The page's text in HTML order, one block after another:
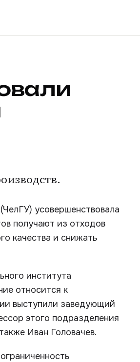
усовершенствовала
получают из отходов
качества и снижать
института
относится к
выступили заведующий
этого подразделения
Иван Головачев.